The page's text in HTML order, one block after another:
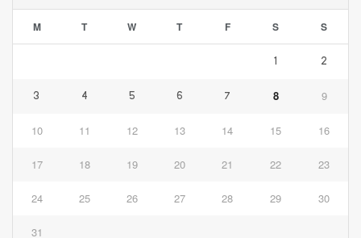
M T W T F S S
1 2
3 4 5 6 7 8 9
10 11 12 13 14 15 16
17 18 19 20 21 22 23
24 25 26 27 28 29 30
31